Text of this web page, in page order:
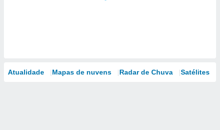
Atualidade Mapas de nuvens Radar de Chuva Satélites